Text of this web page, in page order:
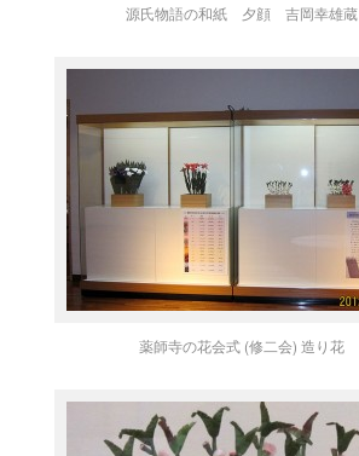
源氏物語の和紙 夕顔 吉岡幸雄蔵
薬師寺の花会式 (修二会) 造り花